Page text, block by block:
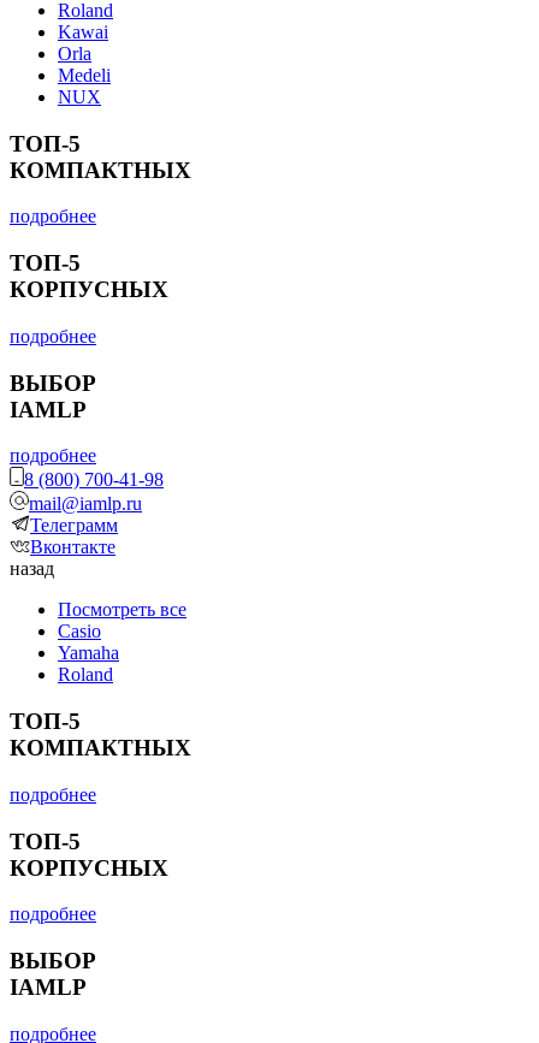
Roland
Kawai
Orla
Medeli
NUX
ТОП-5
КОМПАКТНЫХ
подробнее
ТОП-5
КОРПУСНЫХ
подробнее
ВЫБОР
IAMLP
подробнее
8 (800) 700-41-98
mail@iamlp.ru
Телеграмм
Вконтакте
назад
Посмотреть все
Casio
Yamaha
Roland
ТОП-5
КОМПАКТНЫХ
подробнее
ТОП-5
КОРПУСНЫХ
подробнее
ВЫБОР
IAMLP
подробнее